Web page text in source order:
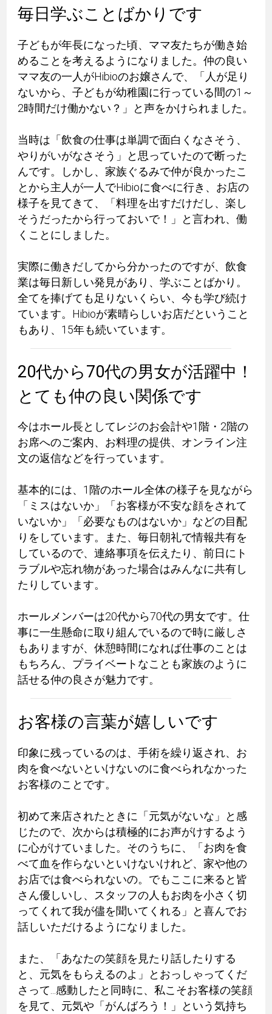
毎日学ぶことばかりです
子どもが年長になった頃、ママ友たちが働き始
めることを考えるようになりました。仲の良い
ママ友の一人がHibioのお嬢さんで、「人が足り
ないから、子どもが幼稚園に行っている間の1～
2時間だけ働かない？」と声をかけられました。
当時は「飲食の仕事は単調で面白くなさそう、
やりがいがなさそう」と思っていたので断った
んです。しかし、家族ぐるみで仲が良かったこ
とから主人が一人でHibioに食べに行き、お店の
様子を見てきて、「料理を出すだけだし、楽し
そうだったから行っておいで！」と言われ、働
くことにしました。
実際に働きだしてから分かったのですが、飲食
業は毎日新しい発見があり、学ぶことばかり。
全てを捧げても足りないくらい、今も学び続け
ています。Hibioが素晴らしいお店だということ
もあり、15年も続いています。
20代から70代の男女が活躍中！
とても仲の良い関係です
今はホール長としてレジのお会計や1階・2階の
お席へのご案内、お料理の提供、オンライン注
文の返信などを行っています。
基本的には、1階のホール全体の様子を見ながら
「ミスはないか」「お客様が不安な顔をされて
いないか」「必要なものはないか」などの目配
りをしています。また、毎日朝礼で情報共有を
しているので、連絡事項を伝えたり、前日にト
ラブルや忘れ物があった場合はみんなに共有し
たりしています。
ホールメンバーは20代から70代の男女です。仕
事に一生懸命に取り組んでいるので時に厳しさ
もありますが、休憩時間になれば仕事のことは
もちろん、プライベートなことも家族のように
話せる仲の良さが魅力です。
お客様の言葉が嬉しいです
印象に残っているのは、手術を繰り返され、お
肉を食べないといけないのに食べられなかった
お客様のことです。
初めて来店されたときに「元気がないな」と感
じたので、次からは積極的にお声がけするよう
に心がけていました。そのうちに、「お肉を食
べて血を作らないといけないけれど、家や他の
お店では食べられないの。でもここに来ると皆
さん優しいし、スタッフの人もお肉を小さく切
ってくれて我が儘を聞いてくれる」と喜んでお
話しいただけるようになりました。
また、「あなたの笑顔を見たり話したりする
と、元気をもらえるのよ」とおっしゃってくだ
さって...感動したと同時に、私こそお客様の笑顔
を見て、元気や「がんばろう！」という気持ち